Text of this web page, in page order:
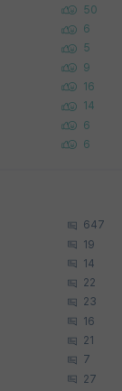
50
6
5
9
16
14
6
6
647
19
14
22
23
16
21
7
27